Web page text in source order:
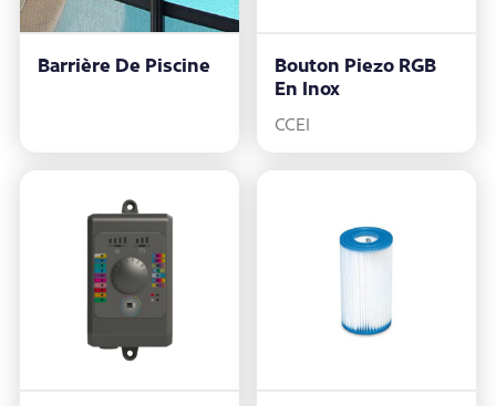
Barrière De Piscine
Bouton Piezo RGB
En Inox
CCEI